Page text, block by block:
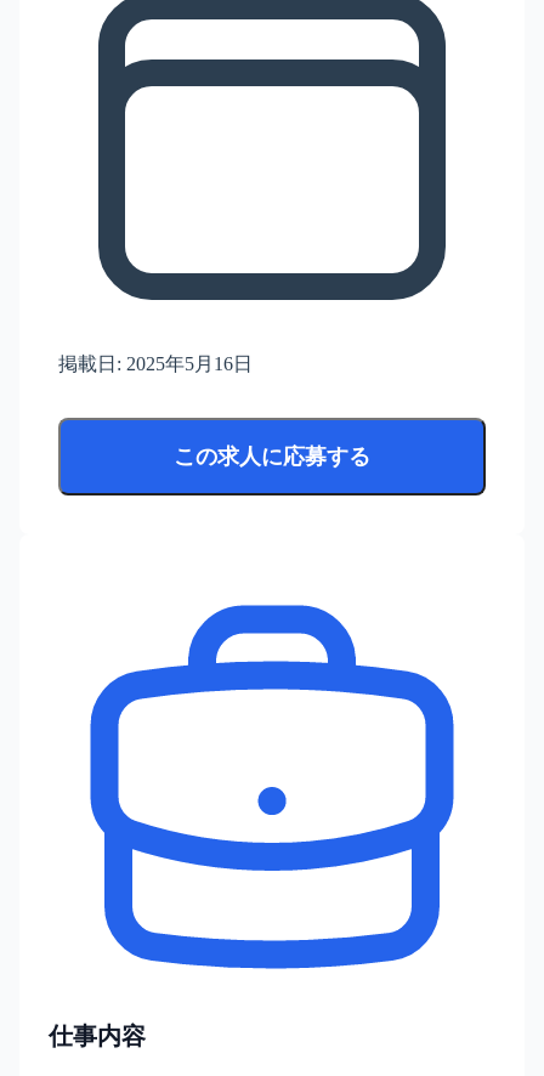
掲載日: 2025年5月16日
この求人に応募する
仕事内容